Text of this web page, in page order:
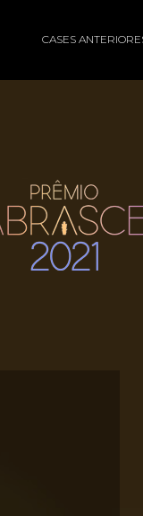
CASES